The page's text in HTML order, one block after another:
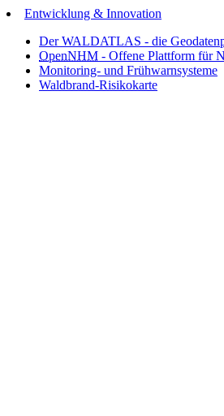
Entwicklung & Innovation
Der WALDATLAS - die
OpenNHM - Offene Plattform für
Monitoring- und Frühwarnsysteme
Waldbrand-Risikokarte